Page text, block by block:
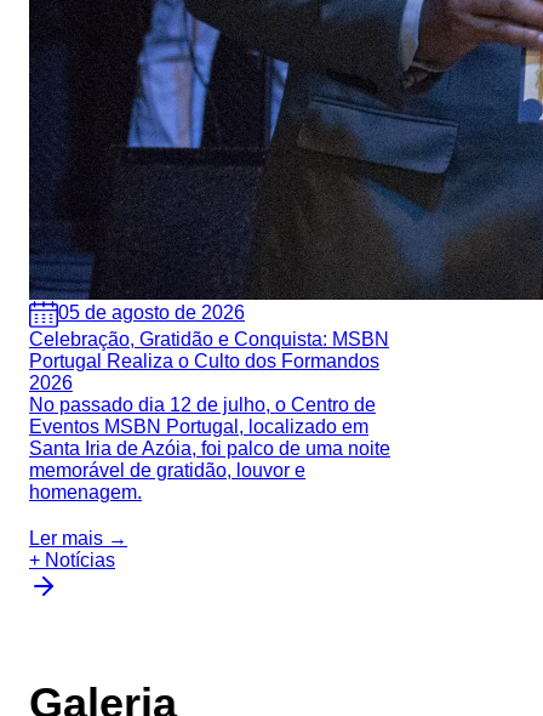
05 de agosto de 2026
Celebração, Gratidão e Conquista: MSBN
Portugal Realiza o Culto dos Formandos
2026
No passado dia 12 de julho, o Centro de
Eventos MSBN Portugal, localizado em
Santa Iria de Azóia, foi palco de uma noite
memorável de gratidão, louvor e
homenagem.
Ler mais →
+ Notícias
Galeria